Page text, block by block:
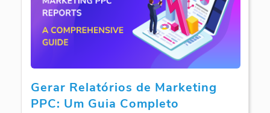
Gerar Relatórios de Marketing
PPC: Um Guia Completo